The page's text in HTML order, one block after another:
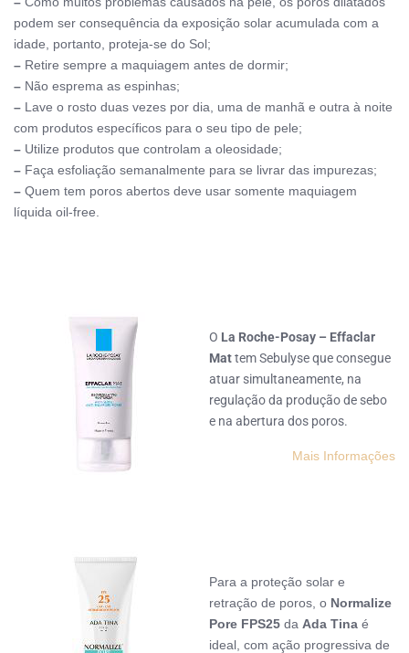
podem ser consequência da exposição solar acumulada com a
idade, portanto, proteja-se do Sol;
– Retire sempre a maquiagem antes de dormir;
– Não esprema as espinhas;
– Lave o rosto duas vezes por dia, uma de manhã e outra à noite
com produtos específicos para o seu tipo de pele;
– Utilize produtos que controlam a oleosidade;
– Faça esfoliação semanalmente para se livrar das impurezas;
– Quem tem poros abertos deve usar somente maquiagem
líquida oil-free.
O La Roche-Posay – Effaclar
Mattem Sebulyse que consegue
atuar simultaneamente, na
regulação da produção de sebo
e na abertura dos poros.
Mais Informações
Para a proteção solar e
retração de poros, o Normalize
Pore FPS25 da Ada Tina é
ideal, com ação progressiva de